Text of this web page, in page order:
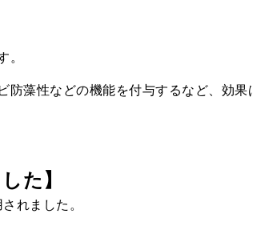
藻性などの機能を付与するなど、効果
た】
れました。